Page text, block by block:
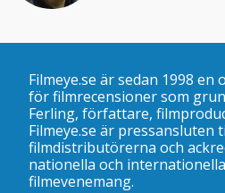
Filmeye.se är sedan 1998 en
för filmrecensioner som
Ferling, författare,
Filmeye.se är pressansluten
filmdistributörerna och
nationella och
filmevenemang.